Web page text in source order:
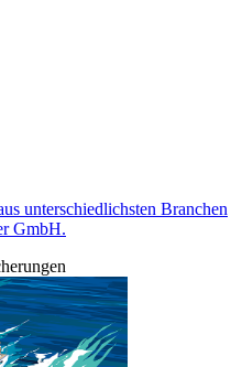
unterschiedlichsten Branchen
GmbH.